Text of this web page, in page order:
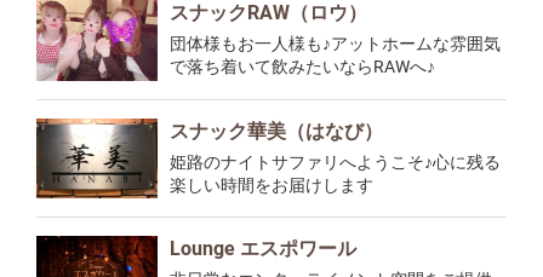
スナックRAW（ロウ）
団体様もお一人様も♪アットホームな雰囲気
で落ち着いて飲みたいならRAWへ♪
スナック華美（はなび）
姫路のナイトサファリへようこそ♪心に残る
楽しい時間をお届けします
Lounge エスポワール